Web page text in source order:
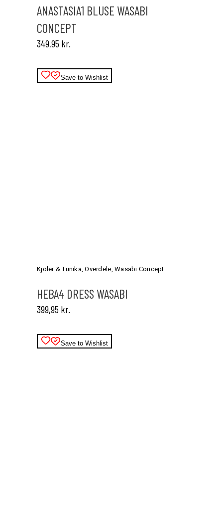
varianter.
Mulighederne
vælges
ANASTASIA1 BLUSE WASABI
CONCEPT
349,95 kr.
Save to Wishlist
varianter.
Mulighederne
kan
varesiden
Kjoler & Tunika,Overdele,Wasabi Concept
HEBA4 DRESS WASABI
399,95 kr.
Save to Wishlist